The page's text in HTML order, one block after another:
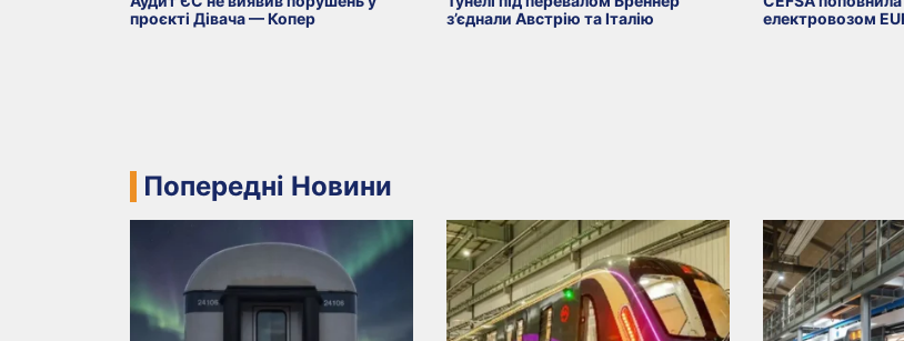
проєкті Дівача — Копер
з’єднали Австрію та Італію
електровозом
Попередні Новини